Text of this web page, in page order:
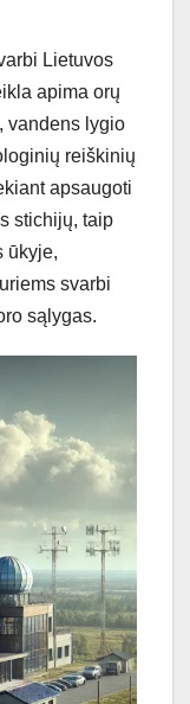
Lietuvos
apima orų
vandens lygio
reiškinių
apsaugoti
stichijų, taip
ūkyje,
svarbi
sąlygas.